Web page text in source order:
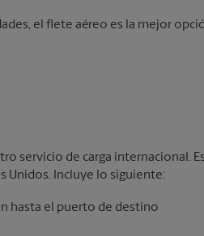
el flete aéreo es la mejor
servicio de carga internacional.
Unidos. Incluye lo siguiente: